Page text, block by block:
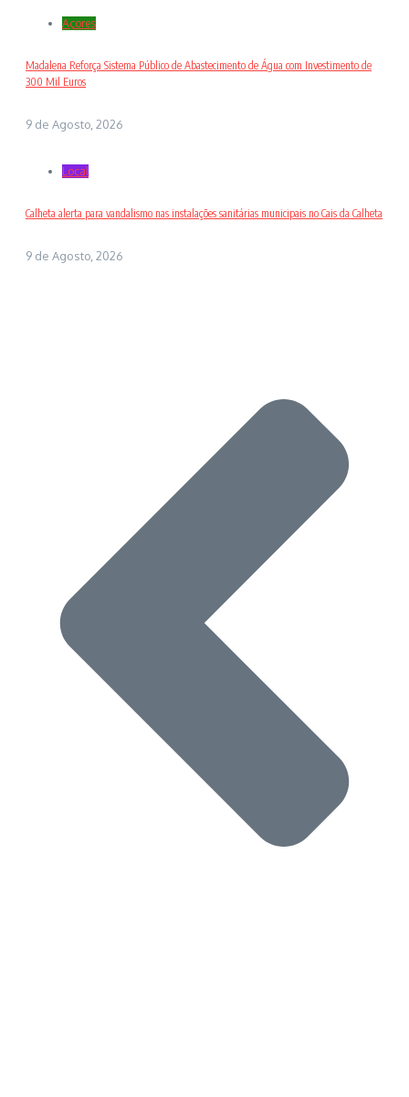
Açores
Madalena Reforça Sistema Público de Abastecimento de Água com Investimento de
300 Mil Euros
9 de Agosto, 2026
Local
Calheta alerta para vandalismo nas instalações sanitárias municipais no Cais da Calheta
9 de Agosto, 2026